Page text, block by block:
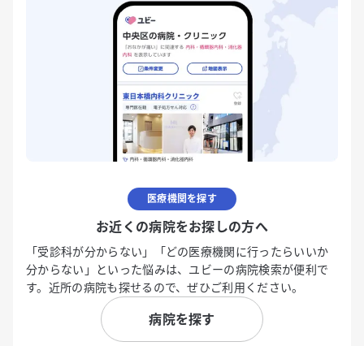
医療機関を探す
お近くの病院をお探しの方へ
「受診科が分からない」「どの医療機関に行ったらいいか
分からない」といった悩みは、ユビーの病院検索が便利で
す。近所の病院も探せるので、ぜひご利用ください。
病院を探す